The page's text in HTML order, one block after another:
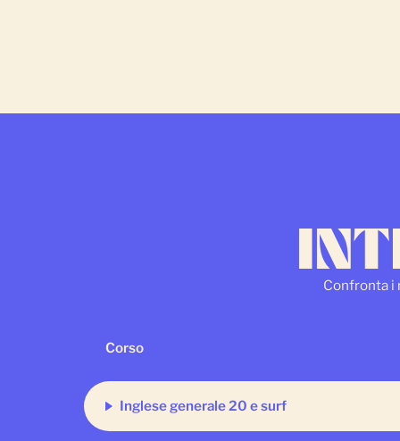
Confronta i
Corso
Inglese generale 20 e surf